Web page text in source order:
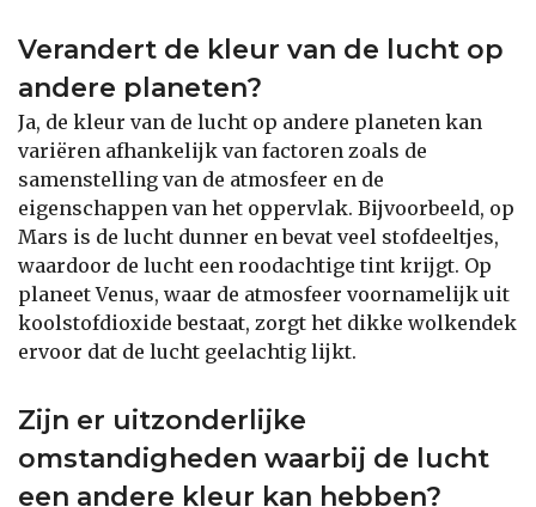
Verandert de kleur van de lucht op
andere planeten?
Ja, de kleur van de lucht op andere planeten kan
variëren afhankelijk van factoren zoals de
samenstelling van de atmosfeer en de
eigenschappen van het oppervlak. Bijvoorbeeld, op
Mars is de lucht dunner en bevat veel stofdeeltjes,
waardoor de lucht een roodachtige tint krijgt. Op
planeet Venus, waar de atmosfeer voornamelijk uit
koolstofdioxide bestaat, zorgt het dikke wolkendek
ervoor dat de lucht geelachtig lijkt.
Zijn er uitzonderlijke
omstandigheden waarbij de lucht
een andere kleur kan hebben?